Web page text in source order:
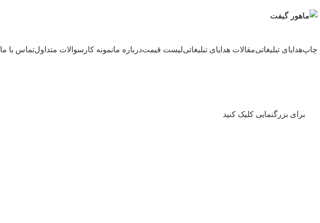
چاپهدایای تبلیغاتیمقالات هدایای تبلیغاتیلیست قیمتدرباره مانمونه کار سوالات متداولتماس با ما
برای بزرگنمایی کلیک کنید